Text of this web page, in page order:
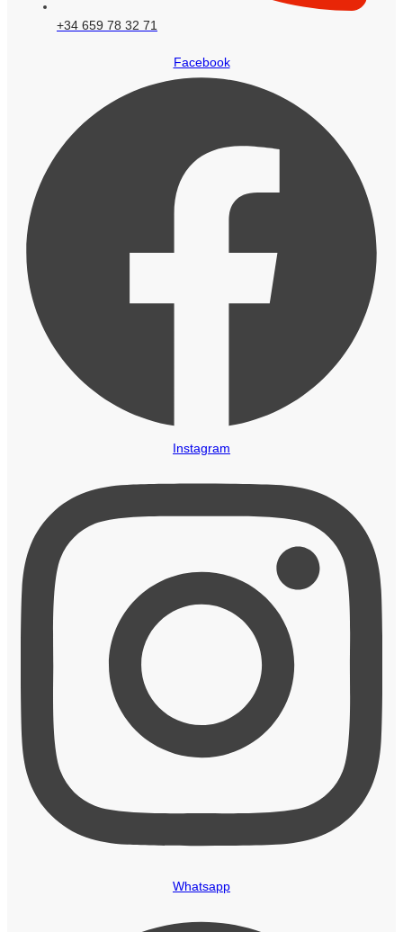
+34 659 78 32 71
Facebook
Instagram
Whatsapp